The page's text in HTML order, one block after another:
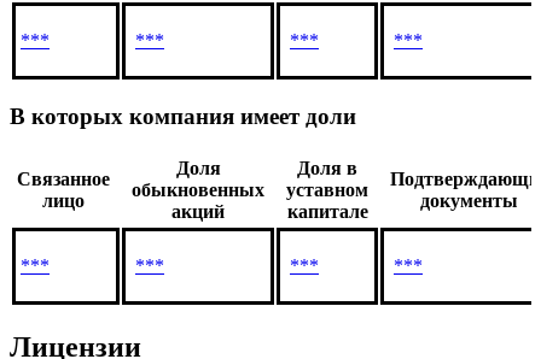
*** *** *** ***
В которых компания имеет доли
Связанное
лицо
Доля
обыкновенных
акций
Доля в
уставном
капитале
документы
*** *** *** ***
Лицензии